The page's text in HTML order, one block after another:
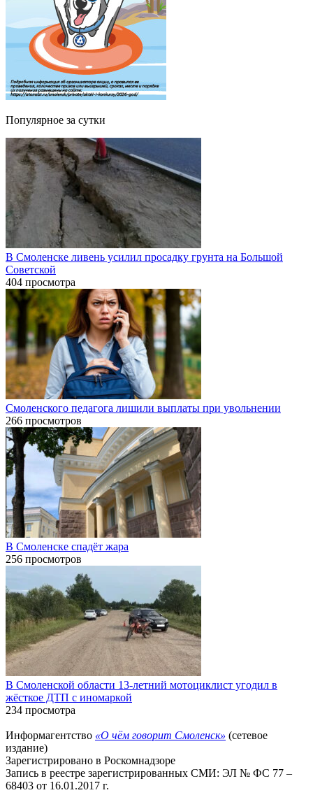
Популярное за сутки
В Смоленске ливень усилил просадку грунта на Большой
Советской
404 просмотра
Смоленского педагога лишили выплаты при увольнении
266 просмотров
В Смоленске спадёт жара
256 просмотров
В Смоленской области 13-летний мотоциклист угодил в
жёсткое ДТП с иномаркой
234 просмотра
Информагентство «О чём говорит Смоленск» (сетевое
издание)
Зарегистрировано в Роскомнадзоре
Запись в реестре зарегистрированных СМИ: ЭЛ № ФС 77 –
68403 от 16.01.2017 г.